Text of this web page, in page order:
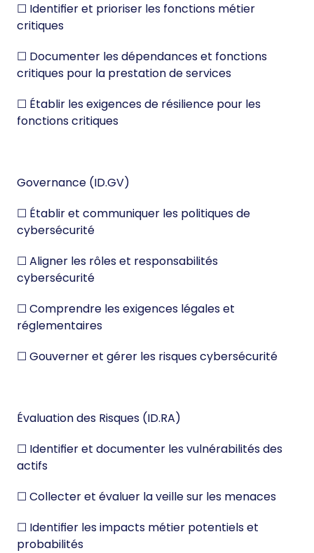
☐ Identifier et prioriser les fonctions métier
critiques
☐ Documenter les dépendances et fonctions
critiques pour la prestation de services
☐ Établir les exigences de résilience pour les
fonctions critiques
Governance (ID.GV)
☐ Établir et communiquer les politiques de
cybersécurité
☐ Aligner les rôles et responsabilités
cybersécurité
☐ Comprendre les exigences légales et
réglementaires
☐ Gouverner et gérer les risques cybersécurité
Évaluation des Risques (ID.RA)
☐ Identifier et documenter les vulnérabilités des
actifs
☐ Collecter et évaluer la veille sur les menaces
☐ Identifier les impacts métier potentiels et
probabilités